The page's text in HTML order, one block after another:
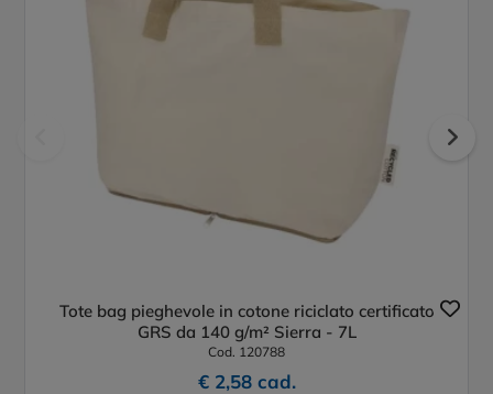
Tote bag pieghevole in cotone riciclato certificato
GRS da 140 g/m² Sierra - 7L
Cod. 120788
€ 2,58 cad.